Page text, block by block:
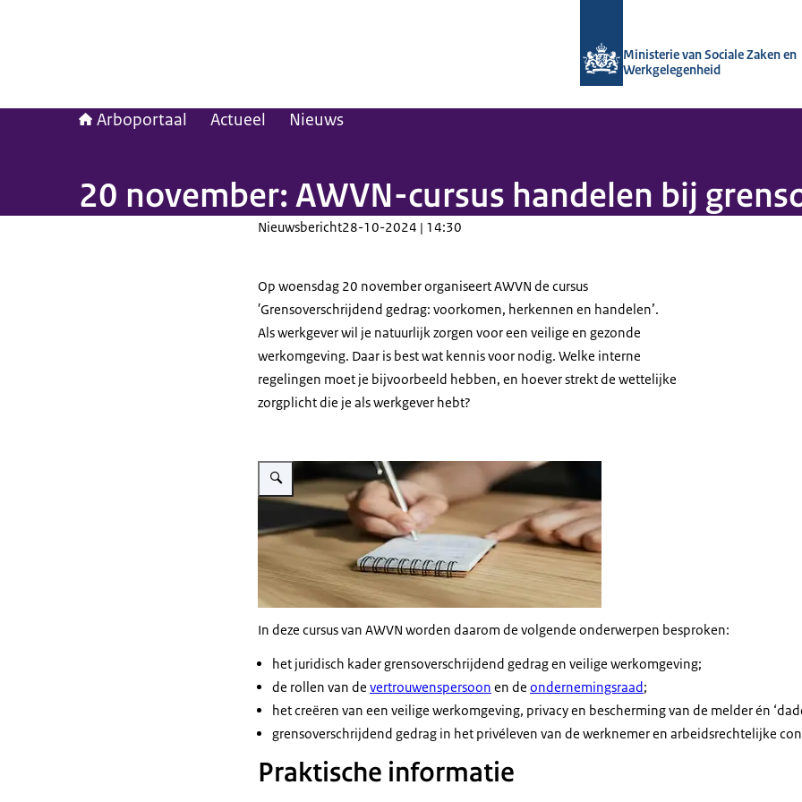
Ministerie van Sociale Zaken en
Werkgelegenheid
Arboportaal Actueel Nieuws
20 november: AWVN-cursus handelen bij
Nieuwsbericht28-10-2024 | 14:30
Op woensdag 20 november organiseert AWVN de cursus
′Grensoverschrijdend gedrag: voorkomen, herkennen en handelen’.
Als werkgever wil je natuurlijk zorgen voor een veilige en gezonde
werkomgeving. Daar is best wat kennis voor nodig. Welke interne
regelingen moet je bijvoorbeeld hebben, en hoever strekt de wettelijke
zorgplicht die je als werkgever hebt?
Vergroot afbeelding Notitieblok
In deze cursus van AWVN worden daarom de volgende onderwerpen besproken:
het juridisch kader grensoverschrijdend gedrag en veilige werkomgeving;
de rollen van de vertrouwenspersoon en de ondernemingsraad;
het creëren van een veilige werkomgeving, privacyen bescherming van de melder én
grensoverschrijdend gedrag in het privéleven van de werknemer en arbeidsrechtelijke
Praktische informatie